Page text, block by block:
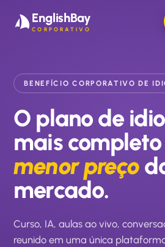
EnglishBay
CORPORATIVO
BENEFÍCIO CORPORATIVO DE
O plano de
mais
menor preço
mercado.
Curso, IA, aulas ao vivo,
reunido em uma única